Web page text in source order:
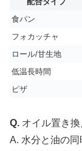
食パン
フォカッチャ
ロール/甘生地
低温長時間
ピザ
Q. オイル置き
A. 水分と油の